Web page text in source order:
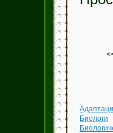
Биологи